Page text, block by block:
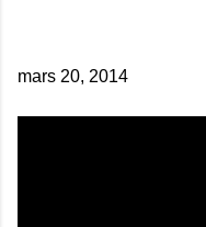
mars 20, 2014